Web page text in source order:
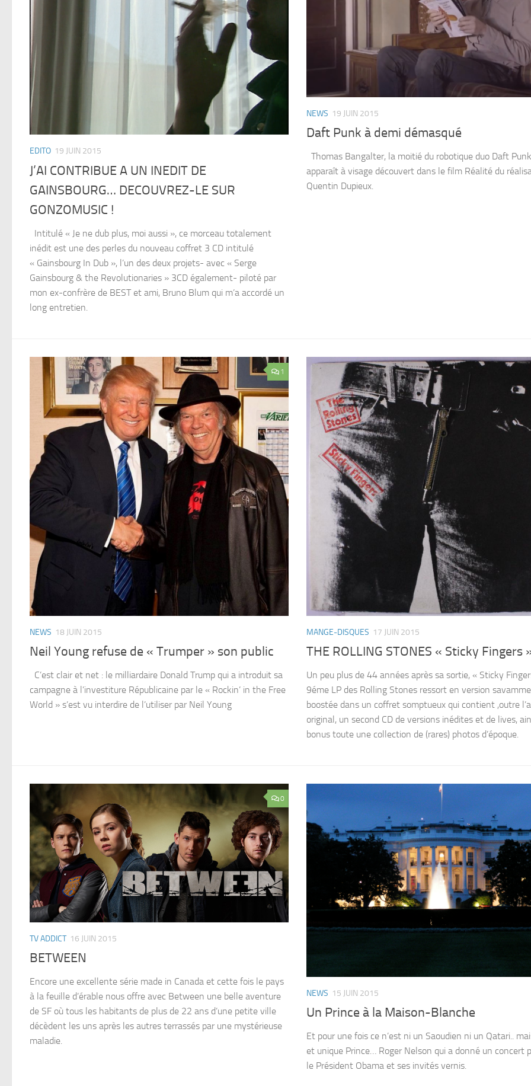
EDITO 19 JUIN 2015
J’AI CONTRIBUE A UN INEDIT DE
GAINSBOURG… DECOUVREZ-LE SUR
GONZOMUSIC !
Intitulé « Je ne dub plus, moi aussi », ce morceau totalement
inédit est une des perles du nouveau coffret 3 CD intitulé
« Gainsbourg In Dub », l’un des deux projets- avec « Serge
Gainsbourg & the Revolutionaries » 3CD également- piloté par
mon ex-confrère de BEST et ami, Bruno Blum qui m’a accordé un
long entretien.
NEWS 19 JUIN 2015
Daft Punk à demi démasqué
Thomas Bangalter, la moitié du robotique duo Daft Punk
apparaît à visage découvert dans le film Réalité du
Quentin Dupieux.
1
NEWS 18 JUIN 2015
Neil Young refuse de « Trumper » son public
C’est clair et net : le milliardaire Donald Trump qui a introduit sa
campagne à l’investiture Républicaine par le « Rockin’ in the Free
World » s’est vu interdire de l’utiliser par Neil Young
MANGE-DISQUES 17 JUIN 2015
THE ROLLING STONES « Sticky Fingers
Un peu plus de 44 années après sa sortie, « Sticky
9éme LP des Rolling Stones ressort en version
boostée dans un coffret somptueux qui contient ,outre
original, un second CD de versions inédites et de lives,
bonus toute une collection de (rares) photos d’époque.
0
TV ADDICT 16 JUIN 2015
BETWEEN
Encore une excellente série made in Canada et cette fois le pays
à la feuille d’érable nous offre avec Between une belle aventure
de SF où tous les habitants de plus de 22 ans d’une petite ville
décèdent les uns après les autres terrassés par une mystérieuse
maladie.
NEWS 15 JUIN 2015
Un Prince à la Maison-Blanche
Et pour une fois ce n’est ni un Saoudien ni un Qatari..
et unique Prince… Roger Nelson qui a donné un concert
le Président Obama et ses invités vernis.